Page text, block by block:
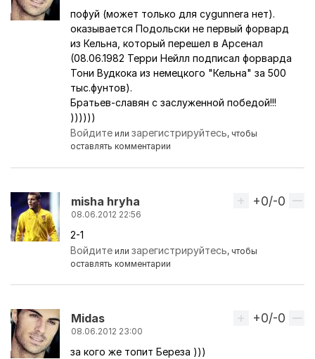
пофуй (может только для cygunnera нет).
оказывается Подольски не первый форвард
из Кельна, который перешел в Арсенал
(08.06.1982 Терри Нейлл подписал форварда
Тони Вудкока из немецкого "Кельна" за 500
тыс.фунтов).
Братьев-славян с заслуженной победой!!!
))))))
Войдите илизарегистрируйтесь, чтобы
оставлять комментарии
misha hryha
08.06.2012 22:56
Вверх
+0/-0
2-1
Войдите илизарегистрируйтесь, чтобы
оставлять комментарии
Midas
08.06.2012 23:00
Вверх
+0/-0
за кого же топит Береза )))